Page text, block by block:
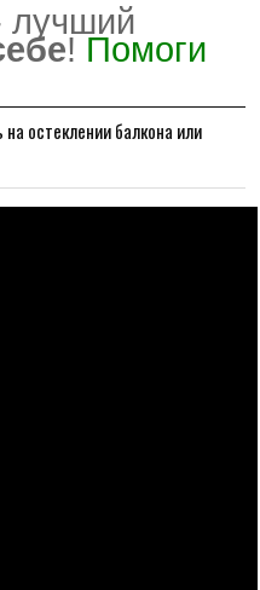
лучший
! Помоги
на остеклении балкона или